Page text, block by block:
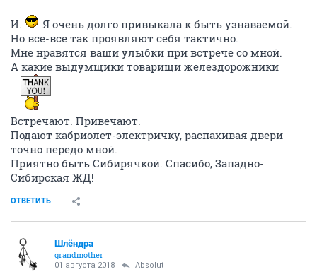
И.
Я очень долго привыкала к быть узнаваемой.
Но все-все так проявляют себя тактично.
Мне нравятся ваши улыбки при встрече со мной.
А какие выдумщики товарищи желездорожники
Встречают. Привечают.
Подают кабриолет-электричку, распахивая двери
точно передо мной.
Приятно быть Сибирячкой. Спасибо, Западно-
Сибирская ЖД!
ОТВЕТИТЬ
Шлёндра
grandmother
01 августа 2018 Absolut